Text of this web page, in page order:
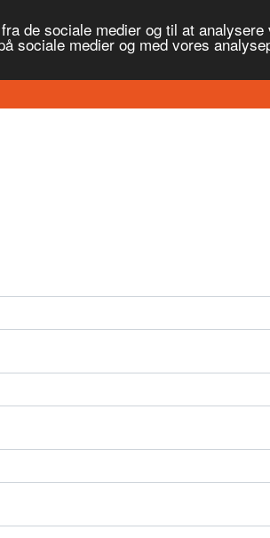
de sociale medier og til at
sociale medier og med vores